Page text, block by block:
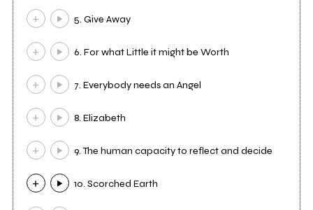
5. Give Away
6. For what Little it might be Worth
7. Everybody needs an Angel
8. Elizabeth
9. The human capacity to reflect and decide
10. Scorched Earth